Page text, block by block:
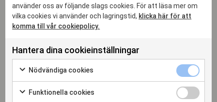
malin.vonheideken@hammarskiold.se
+46 702 38 47 00
More articles
använder oss av följande slags cookies. För att läsa mer om
vilka cookies vi använder och lagringstid, klicka här för att
komma till vår cookiepolicy.
Hantera dina cookieinställningar
Nödvändiga cookies
Funktionella cookies